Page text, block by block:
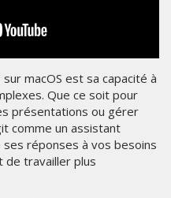
macOS est sa capacité à
Que ce soit pour
présentations ou gérer
comme un assistant
réponses à vos besoins
de travailler plus